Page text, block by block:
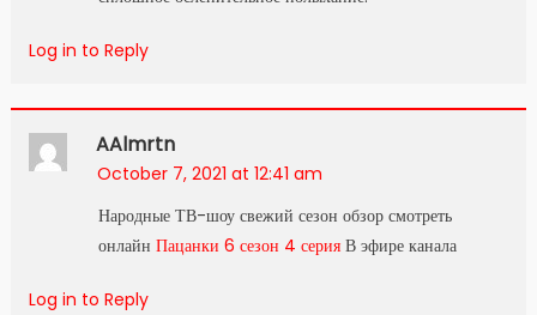
Log in to Reply
AAlmrtn
October 7, 2021 at 12:41 am
Народные ТВ-шоу свежий сезон обзор смотреть
онлайн Пацанки 6 сезон 4 серияВ эфире канала
Log in to Reply